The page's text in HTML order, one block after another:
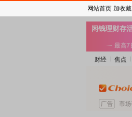
财经 焦点
网站首页 加收藏